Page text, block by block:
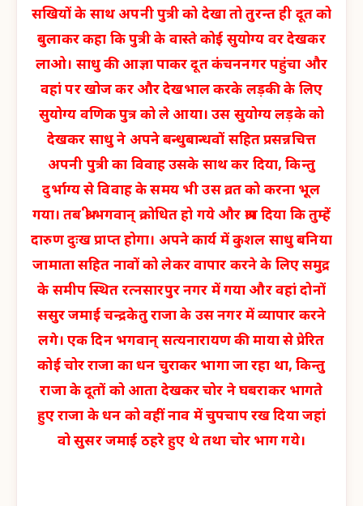
सखियों के साथ अपनी पुत्री को देखा तो तुरन्त ही दूत को
बुलाकर कहा कि पुत्री के वास्ते कोई सुयोग्य वर देखकर
लाओ। साधु की आज्ञा पाकर दूत कंचननगर पहुंचा और
वहां पर खोज कर और देखभाल करके लड़की के लिए
सुयोग्य वणिक पुत्र को ले आया। उस सुयोग्य लड़के को
देखकर साधु ने अपने बन्धुबान्धवों सहित प्रसन्नचित्त
अपनी पुत्री का विवाह उसके साथ कर दिया, किन्तु
दुर्भाग्य से विवाह के समय भी उस व्रत को करना भूल
गया। तब श्री भगवान् क्रोधित हो गये और श्राप दिया कि तुम्हें
दारुण दुःख प्राप्त होगा। अपने कार्य में कुशल साधु बनिया
जामाता सहित नावों को लेकर वापार करने के लिए समुद्र
के समीप स्थित रत्नसारपुर नगर में गया और वहां दोनों
ससुर जमाई चन्द्रकेतु राजा के उस नगर में व्यापार करने
लगे। एक दिन भगवान् सत्यनारायण की माया से प्रेरित
कोई चोर राजा का धन चुराकर भागा जा रहा था, किन्तु
राजा के दूतों को आता देखकर चोर ने घबराकर भागते
हुए राजा के धन को वहीं नाव में चुपचाप रख दिया जहां
वो सुसर जमाई ठहरे हुए थे तथा चोर भाग गये।